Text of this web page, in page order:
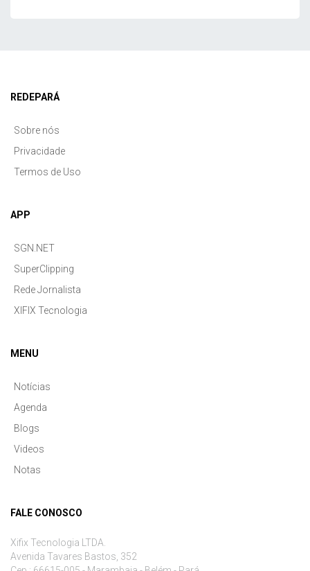
REDEPARÁ
Sobre nós
Privacidade
Termos de Uso
APP
SGN.NET
SuperClipping
Rede Jornalista
XIFIX Tecnologia
MENU
Notícias
Agenda
Blogs
Videos
Notas
FALE CONOSCO
Xifix Tecnologia LTDA.
Avenida Tavares Bastos, 352